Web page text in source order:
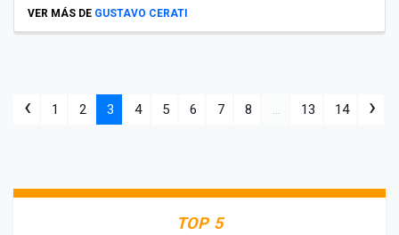
VER MÁS DE GUSTAVO CERATI
‹ 1 2 3 4 5 6 7 8 ... 13 14 ›
TOP 5